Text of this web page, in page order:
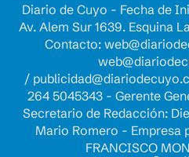
Diario de Cuyo - Fecha de
Av. Alem Sur 1639. Esquina
Contacto:
/
264 5045343 - Gerente
Secretario de Redacción:
Mario Romero - Empresa
FRANCISCO